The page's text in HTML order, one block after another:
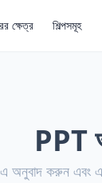
ক্ষেত্র শিল্পসমূহ
PPT
করুন এবং